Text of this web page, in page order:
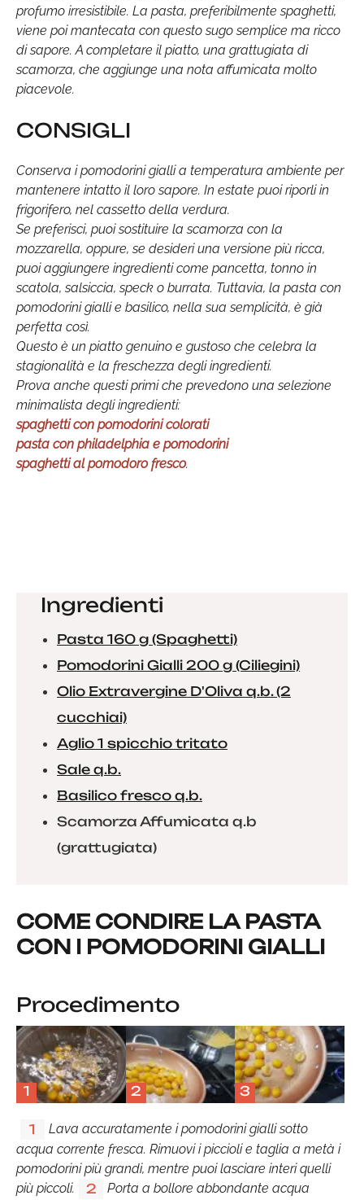
profumo irresistibile. La pasta, preferibilmente spaghetti,
viene poi mantecata con questo sugo semplice ma ricco
di sapore. A completare il piatto, una grattugiata di
scamorza, che aggiunge una nota affumicata molto
piacevole.
CONSIGLI
Conserva i pomodorini gialli a temperatura ambiente per
mantenere intatto il loro sapore. In estate puoi riporli in
frigorifero, nel cassetto della verdura.
Se preferisci, puoi sostituire la scamorza con la
mozzarella, oppure, se desideri una versione più ricca,
puoi aggiungere ingredienti come pancetta, tonno in
scatola, salsiccia, speck o burrata. Tuttavia, la pasta con
pomodorini gialli e basilico, nella sua semplicità, è già
perfetta così.
Questo è un piatto genuino e gustoso che celebra la
stagionalità e la freschezza degli ingredienti.
Prova anche questi primi che prevedono una selezione
minimalista degli ingredienti:
spaghetti con pomodorini colorati
pasta con philadelphia e pomodorini
spaghetti al pomodoro fresco.
Ingredienti
Pasta 160 g (Spaghetti)
Pomodorini Gialli 200 g (Ciliegini)
Olio Extravergine D'Oliva q.b. (2
cucchiai)
Aglio 1 spicchio tritato
Sale q.b.
Basilico fresco q.b.
Scamorza Affumicata q.b
(grattugiata)
COME CONDIRE LA PASTA
CON I POMODORINI GIALLI
Procedimento
1 2 3
1
Lava accuratamente i pomodorini gialli sotto
acqua corrente fresca. Rimuovi i piccioli e taglia a metà i
pomodorini più grandi, mentre puoi lasciare interi quelli
più piccoli.
2 Porta a bollore abbondante acqua